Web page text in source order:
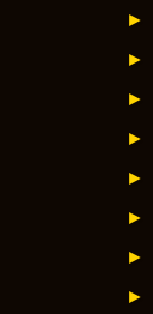
►
►
►
►
►
►
►
►